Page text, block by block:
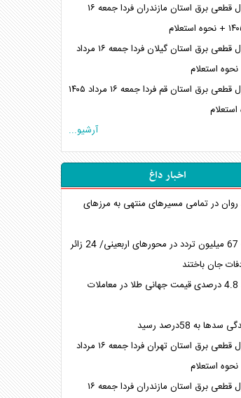
جدول قطعی برق استان مازندران فردا جمعه ۱۶
جدول قطعی برق استان گیلان فردا جمعه ۱۶ مرداد
جدول قطعی برق استان قم فردا جمعه ۱۶ مرداد ۱۴۰۵
آرشیو...
اخبار داغ
روان در تمامی مسیرهای منتهی به مرزهای
‌‌ثبت 67 میلیون تردد در محورهای اربعینی/ 24 زائر
جان باختند
رشد 4.8 درصدی قیمت جهانی طلا در معاملات
به 58درصد رسید
جدول قطعی برق استان تهران فردا جمعه ۱۶ مرداد
جدول قطعی برق استان مازندران فردا جمعه ۱۶